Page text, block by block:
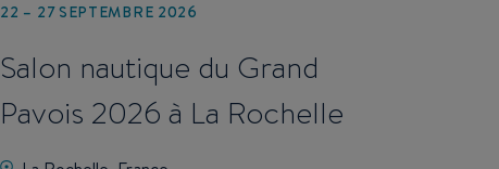
22 – 27 SEPTEMBRE 2026
Salon nautique du Grand
Pavois 2026 à La Rochelle